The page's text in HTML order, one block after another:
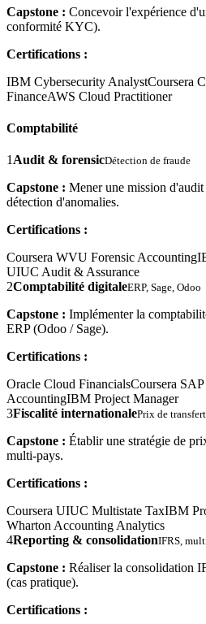
Capstone : Concevoir l'expérience
conformité KYC).
Certifications :
IBM Cybersecurity AnalystCoursera
FinanceAWS Cloud Practitioner
Comptabilité
1 Audit & forensicDétection de fraude
Capstone : Mener une mission
détection d'anomalies.
Certifications :
Coursera WVU Forensic Accounting
UIUC Audit & Assurance
2Comptabilité digitaleERP, Sage, Odoo
Capstone : Implémenter la
ERP (Odoo / Sage).
Certifications :
Oracle Cloud FinancialsCoursera
AccountingIBM Project Manager
3Fiscalité internationalePrix de transfert
Capstone : Établir une stratégie de
multi-pays.
Certifications :
Coursera UIUC Multistate TaxIBM
Wharton Accounting Analytics
4Reporting & consolidationIFRS,
Capstone : Réaliser la consolidation
(cas pratique).
Certifications :